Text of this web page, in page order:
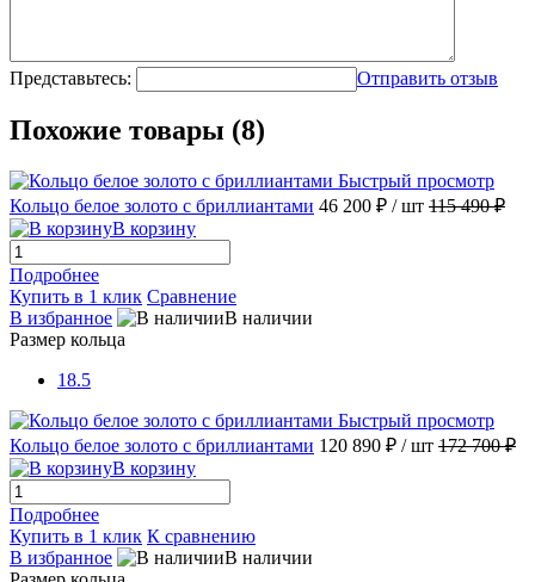
Представьтесь: Отправить отзыв
Похожие товары (8)
Быстрый просмотр
Кольцо белое золото с бриллиантами 46 200 ₽ / шт 115 490 ₽
В корзину
Подробнее
Купить в 1 клик Сравнение
В избранное
В наличии
Размер кольца
18.5
Быстрый просмотр
Кольцо белое золото с бриллиантами 120 890 ₽ / шт 172 700 ₽
В корзину
Подробнее
Купить в 1 клик К сравнению
В избранное
В наличии